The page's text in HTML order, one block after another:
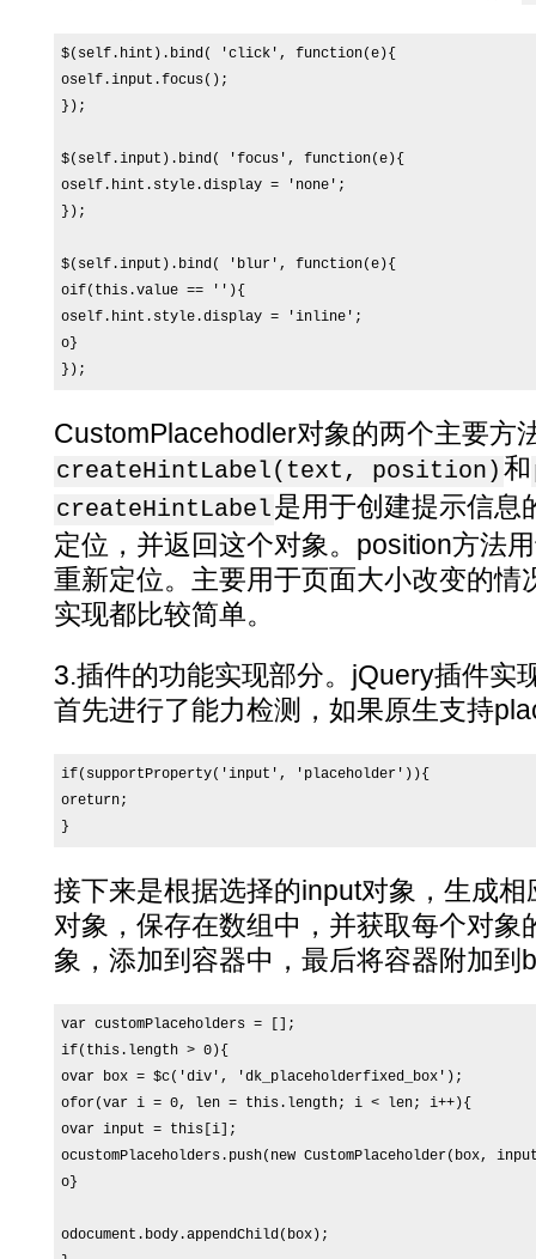
$(self.hint).bind( 'click', function(e){
oself.input.focus();
});
$(self.input).bind( 'focus', function(e){
oself.hint.style.display = 'none';
});
$(self.input).bind( 'blur', function(e){
oif(this.value == ''){
oself.hint.style.display = 'inline';
o}
});
CustomPlacehodler对象的两个主要方
createHintLabel(text, position) 和
createHintLabel是用于创建提示信息
定位，并返回这个对象。position方法
重新定位。主要用于页面大小改变的情
实现都比较简单。
3.插件的功能实现部分。jQuery插件实
首先进行了能力检测，如果原生支持
if(supportProperty('input', 'placeholder')){
oreturn;
}
接下来是根据选择的input对象，生成
对象，保存在数组中，并获取每个对象
象，添加到容器中，最后将容器附加到
var customPlaceholders = [];
if(this.length > 0){
ovar box = $c('div', 'dk_placeholderfixed_box');
ofor(var i = 0, len = this.length; i < len; i++){
ovar input = this[i];
ocustomPlaceholders.push(new CustomPlaceholder(box,
o}
odocument.body.appendChild(box);